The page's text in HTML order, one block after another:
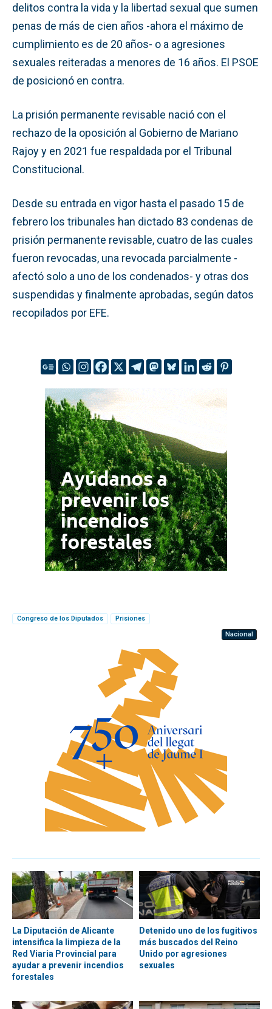
delitos contra la vida y la libertad sexual que sumen
penas de más de cien años -ahora el máximo de
cumplimiento es de 20 años- o a agresiones
sexuales reiteradas a menores de 16 años. El PSOE
de posicionó en contra.
La prisión permanente revisable nació con el
rechazo de la oposición al Gobierno de Mariano
Rajoy y en 2021 fue respaldada por el Tribunal
Constitucional.
Desde su entrada en vigor hasta el pasado 15 de
febrero los tribunales han dictado 83 condenas de
prisión permanente revisable, cuatro de las cuales
fueron revocadas, una revocada parcialmente -
afectó solo a uno de los condenados- y otras dos
suspendidas y finalmente aprobadas, según datos
recopilados por EFE.
Congreso de los Diputados
Prisiones
Nacional
La Diputación de Alicante
intensifica la limpieza de la
Red Viaria Provincial para
ayudar a prevenir incendios
forestales
Detenido uno de los fugitivos
más buscados del Reino
Unido por agresiones
sexuales